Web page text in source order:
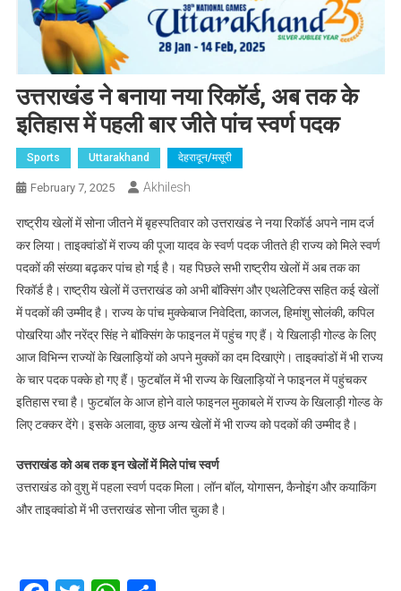
उत्तराखंड ने बनाया नया रिकॉर्ड, अब तक के
इतिहास में पहली बार जीते पांच स्वर्ण पदक
Sports Uttarakhand देहरादून/मसूरी
February 7, 2025 Akhilesh
राष्ट्रीय खेलों में सोना जीतने में बृहस्पतिवार को उत्तराखंड ने नया रिकॉर्ड अपने नाम दर्ज
कर लिया। ताइक्वांडों में राज्य की पूजा यादव के स्वर्ण पदक जीतते ही राज्य को मिले स्वर्ण
पदकों की संख्या बढ़कर पांच हो गई है। यह पिछले सभी राष्ट्रीय खेलों में अब तक का
रिकॉर्ड है। राष्ट्रीय खेलों में उत्तराखंड को अभी बॉक्सिंग और एथलेटिक्स सहित कई खेलों
में पदकों की उम्मीद है। राज्य के पांच मुक्केबाज निवेदिता, काजल, हिमांशु सोलंकी, कपिल
पोखरिया और नरेंद्र सिंह ने बॉक्सिंग के फाइनल में पहुंच गए हैं। ये खिलाड़ी गोल्ड के लिए
आज विभिन्न राज्यों के खिलाड़ियों को अपने मुक्कों का दम दिखाएंगे। ताइक्वांडों में भी राज्य
के चार पदक पक्के हो गए हैं। फुटबॉल में भी राज्य के खिलाड़ियों ने फाइनल में पहुंचकर
इतिहास रचा है। फुटबॉल के आज होने वाले फाइनल मुकाबले में राज्य के खिलाड़ी गोल्ड के
लिए टक्कर देंगे। इसके अलावा, कुछ अन्य खेलों में भी राज्य को पदकों की उम्मीद है।
उत्तराखंड को अब तक इन खेलों में मिले पांच स्वर्ण
उत्तराखंड को वुशु में पहला स्वर्ण पदक मिला। लॉन बॉल, योगासन, कैनोइंग और कयाकिंग
और ताइक्वांडो में भी उत्तराखंड सोना जीत चुका है।